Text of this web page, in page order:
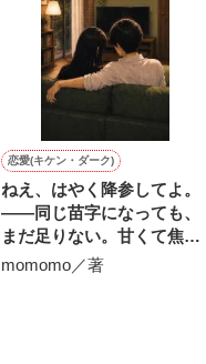
※表紙も作中使用の画
※執筆期間2026.6.3〜
※他サイトさんにて恋
恋愛(キケン・ダーク)
ねえ、はやく降参してよ。
――同じ苗字になっても、
まだ足りない。甘くて焦れ
ったい心理戦を続ける夫
momomo／著